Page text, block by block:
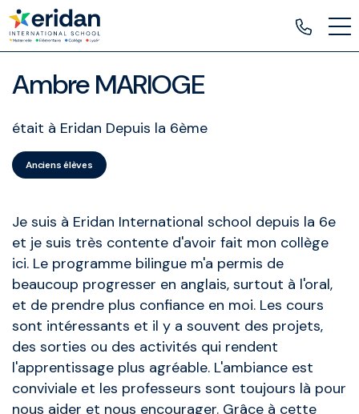
Ambre MARIOGE
était à Eridan Depuis la 6ème
Anciens élèves
Je suis à Eridan International school depuis la 6e
et je suis très contente d'avoir fait mon collège
ici. Le programme bilingue m'a permis de
beaucoup progresser en anglais, surtout à l'oral,
et de prendre plus confiance en moi. Les cours
sont intéressants et il y a souvent des projets,
des sorties ou des activités qui rendent
l'apprentissage plus agréable. L'ambiance est
conviviale et les professeurs sont toujours là pour
nous aider et nous encourager. Grâce à cette